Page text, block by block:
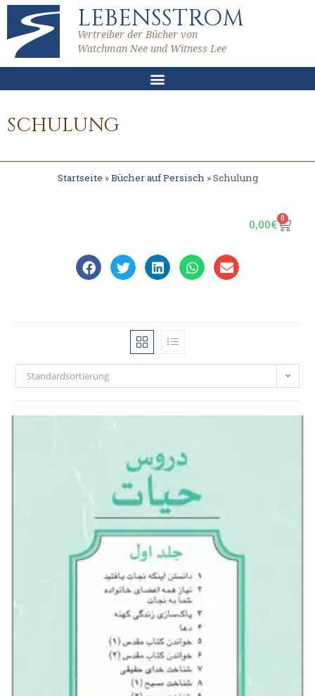
LEBENSSTROM
Vertreiber der Bücher von
Watchman Nee und Witness Lee
SCHULUNG
Startseite »Bücher auf Persisch»Schulung
0,00€ 0
Standardsortierung